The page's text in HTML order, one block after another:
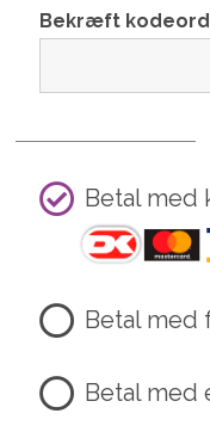
Bekræft kodeord
Betal med
Betal med
Betal med